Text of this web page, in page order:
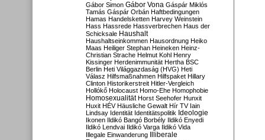
Gábor Simon Gábor Vona Gáspár Miklós
Tamás Gáspár Orbán Haftbedingungen
Hamas Handelsketten Harvey Weinstein
Hass Hassrede Hassverbrechen Haus der
Schicksale Haushalt
Haushaltseinkommen Hausordnung Heiko
Maas Heiliger Stephan Heineken Heinz-
Christian Strache Helmut Kohl Henry
Kissinger Herdenimmunität Hertha BSC
Berlin Heti Világgazdaság (HVG) Heti
Válasz Hilfsmaßnahmen Hilfspaket Hillary
Clinton Historikerstreit Hitler-Vergleich
Hollókő Holocaust Homo-Ehe Homophobie
Homosexualität Horst Seehofer Hunxit
Huxit HÉV Häusliche Gewalt Hír TV Iain
Lindsay Identität Identitätspolitik Ideologie
Ikonen Ildikó Bangó Borbély Ildikó Enyedi
Ildikó Lendvai Ildikó Varga Ildikó Vida
Illegale Einwanderung Illiberale